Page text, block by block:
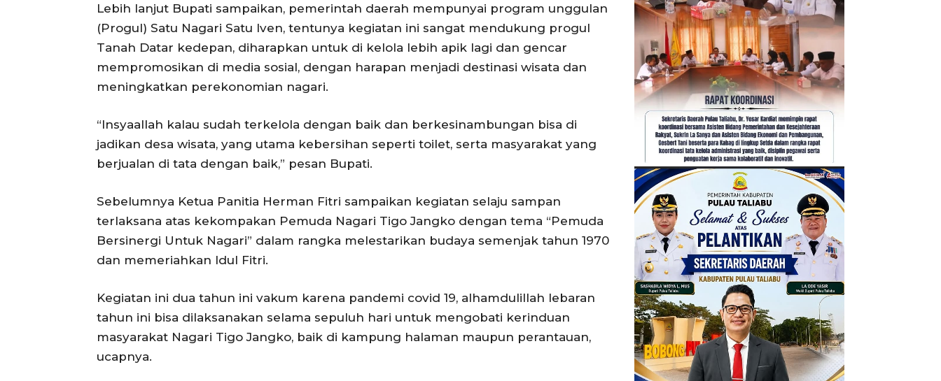
Lebih lanjut Bupati sampaikan, pemerintah daerah mempunyai program unggulan
(Progul) Satu Nagari Satu Iven, tentunya kegiatan ini sangat mendukung progul
Tanah Datar kedepan, diharapkan untuk di kelola lebih apik lagi dan gencar
mempromosikan di media sosial, dengan harapan menjadi destinasi wisata dan
meningkatkan perekonomian nagari.
“Insyaallah kalau sudah terkelola dengan baik dan berkesinambungan bisa di
jadikan desa wisata, yang utama kebersihan seperti toilet, serta masyarakat yang
berjualan di tata dengan baik,” pesan Bupati.
Sebelumnya Ketua Panitia Herman Fitri sampaikan kegiatan selaju sampan
terlaksana atas kekompakan Pemuda Nagari Tigo Jangko dengan tema “Pemuda
Bersinergi Untuk Nagari” dalam rangka melestarikan budaya semenjak tahun 1970
dan memeriahkan Idul Fitri.
Kegiatan ini dua tahun ini vakum karena pandemi covid 19, alhamdulillah lebaran
tahun ini bisa dilaksanakan selama sepuluh hari untuk mengobati kerinduan
masyarakat Nagari Tigo Jangko, baik di kampung halaman maupun perantauan,
ucapnya.